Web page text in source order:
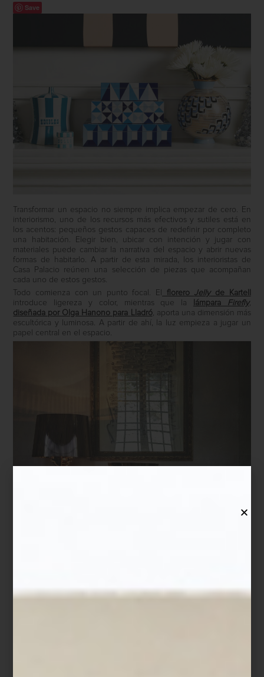
Save
Transformar un espacio no siempre implica empezar de cero. En
interiorismo, uno de los recursos más efectivos y sutiles está en
los acentos: pequeños gestos capaces de redefinir por completo
una habitación. Elegir bien, ubicar con intención y jugar con
materiales puede cambiar la narrativa del espacio y abrir nuevas
formas de habitarlo. A partir de esta mirada, los interioristas de
Casa Palacio
reúnen una selección de piezas que acompañan
cada uno de estos gestos.
Todo comienza con un punto focal. El
florero Jellyde
Kartell
introduce ligereza y color, mientras que la
lámparaFirefly,
diseñada por Olga Hanono para
Lladró, aporta una dimensión más
escultórica y luminosa. A partir de ahí, la luz empieza a jugar un
papel central en el espacio.
FloreroJellyde Kartell